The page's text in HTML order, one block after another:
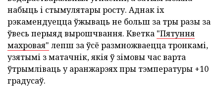
набыць і стымулятары росту. Аднак іх
рэкамендуецца ўжываць не больш за тры разы за
ўвесь перыяд вырошчвання. Кветка "Пятуння
махровая" лепш за ўсё размножваецца тронкамі,
узятымі з матачнік, якія ў зімовы час варта
ўтрымліваць у аранжарэях пры тэмпературы +10
градусаў.